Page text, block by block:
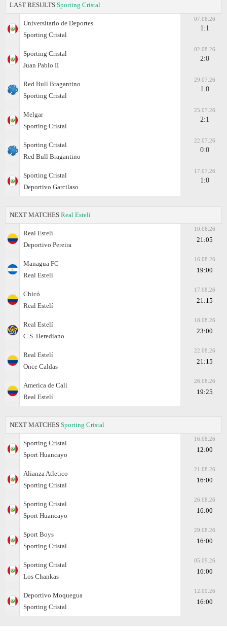
LAST RESULTS Sporting Cristal
Universitario de Deportes
Sporting Cristal
07.08.26
1:1
Sporting Cristal
Juan Pablo II
02.08.26
2:0
Red Bull Bragantino
Sporting Cristal
29.07.26
1:0
Melgar
Sporting Cristal
25.07.26
2:1
Sporting Cristal
Red Bull Bragantino
22.07.26
0:0
Sporting Cristal
Deportivo Garcilaso
17.07.26
1:0
NEXT MATCHES Real Estelí
Real Estelí
Deportivo Pereira
10.08.26
21:05
Managua FC
Real Estelí
16.08.26
19:00
Chicó
Real Estelí
17.08.26
21:15
Real Estelí
C.S. Herediano
18.08.26
23:00
Real Estelí
Once Caldas
22.08.26
21:15
America de Cali
Real Estelí
26.08.26
19:25
NEXT MATCHES Sporting Cristal
Sporting Cristal
Sport Huancayo
16.08.26
12:00
Alianza Atletico
Sporting Cristal
21.08.26
16:00
Sporting Cristal
Sport Huancayo
26.08.26
16:00
Sport Boys
Sporting Cristal
29.08.26
16:00
Sporting Cristal
Los Chankas
05.09.26
16:00
Deportivo Moquegua
Sporting Cristal
12.09.26
16:00